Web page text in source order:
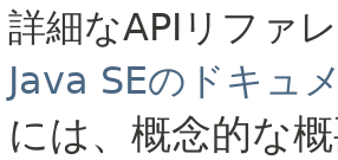
詳細なAPIリファ
Java SEのドキュ
には、概念的な